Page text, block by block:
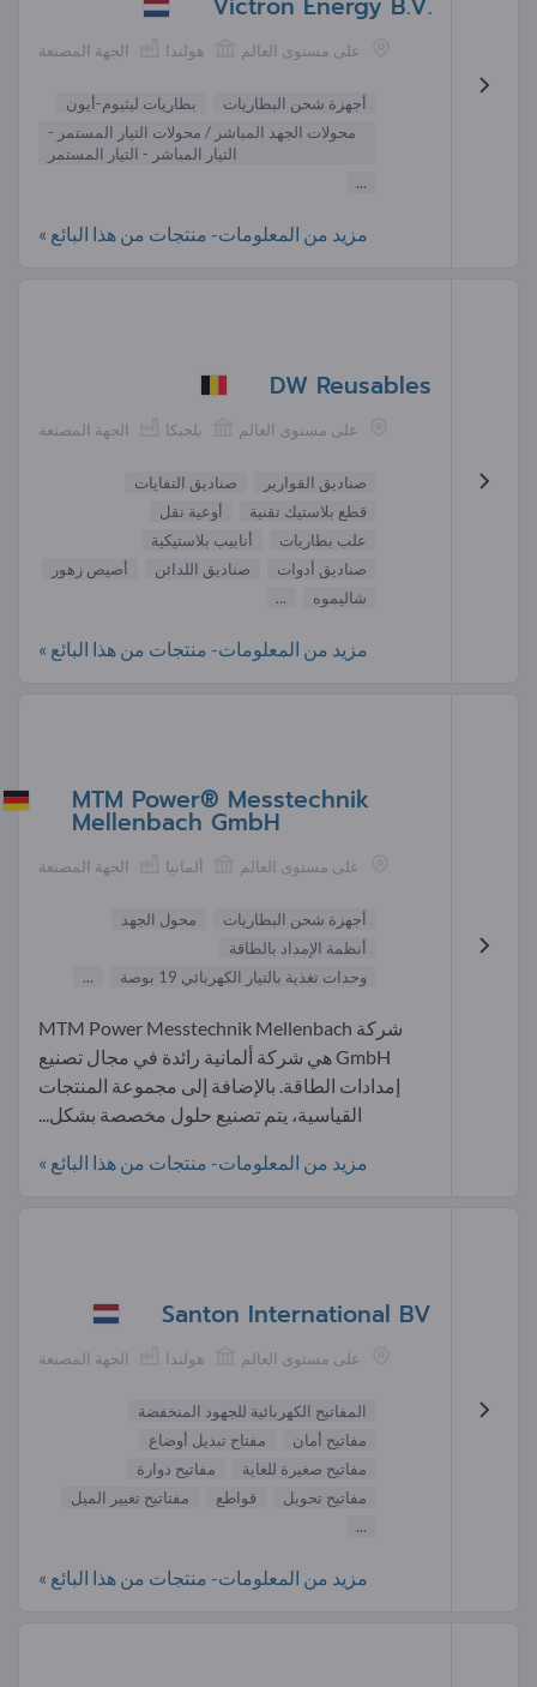
الجهة المصنعة هولندا على مستوى العالم
أجهزة شحن البطاريات
بطاريات ليثيوم-أيون
محولات الجهد المباشر / محولات التيار المستمر -
التيار المباشر - التيار المستمر
...
مزيد من المعلومات- منتجات من هذا البائع »
DW Reusables
الجهة المصنعة بلجيكا على مستوى العالم
صناديق القوارير
صناديق النفايات
قطع بلاستيك تقنية
أوعية نقل
علب بطاريات
أنابيب بلاستيكية
صناديق أدوات
صناديق اللدائن
أصيص زهور
شاليموه
...
مزيد من المعلومات- منتجات من هذا البائع »
MTM Power® Messtechnik
Mellenbach GmbH
الجهة المصنعة ألمانيا على مستوى العالم
أجهزة شحن البطاريات
محول الجهد
أنظمة الإمداد بالطاقة
وحدات تغذية بالتيار الكهربائي 19 بوصة
...
شركة MTM Power Messtechnik Mellenbach
GmbH هي شركة ألمانية رائدة في مجال تصنيع
إمدادات الطاقة. بالإضافة إلى مجموعة المنتجات
القياسية، يتم تصنيع حلول مخصصة بشكل...
مزيد من المعلومات- منتجات من هذا البائع »
Santon International BV
الجهة المصنعة هولندا على مستوى العالم
المفاتيح الكهربائية للجهود المنخفضة
مفاتيح أمان
مفتاح تبديل أوضاع
مفاتيح صغيرة للغاية
مفاتيح دوارة
مفاتيح تحويل
قواطع
مفتاتيح تغيير الميل
...
مزيد من المعلومات- منتجات من هذا البائع »